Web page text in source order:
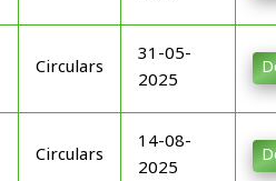
Circulars
31-05-
2025
Circulars
14-08-
2025